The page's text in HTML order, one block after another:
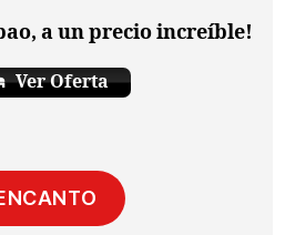
a un precio increíble!
Ver Oferta